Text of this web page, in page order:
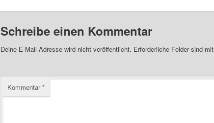
Schreibe einen Kommentar
Deine E-Mail-Adresse wird nicht veröffentlicht. Erforderliche Felder sind mit
Kommentar*